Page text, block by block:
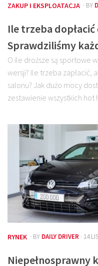
ZAKUP I EKSPLOATACJA · BY
Ile trzeba
Sprawdziliśmy
O ile droższe są sportowe
wersji? Ile trzeba zapłacić,
salonu? Jak dużo mocy
zestawienie wszystkich hot
RYNEK · BY DAILY DRIVER · 14
Niepełnosprawny